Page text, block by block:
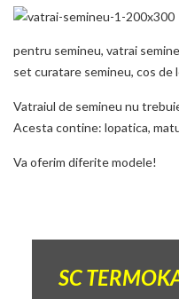
pentru semineu, vatrai
set curatare semineu, cos de
Vatraiul de semineu nu
Acesta contine: lopatica,
Va oferim diferite modele!
SC